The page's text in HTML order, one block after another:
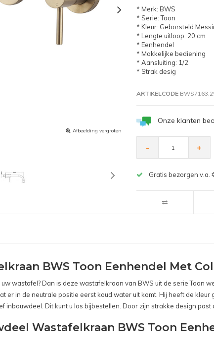
Afbeelding vergroten
* Merk: BWS
* Serie: Toon
* Kleur: Geborsteld
* Lengte uitloop: 20 cm
* Eenhendel
* Makkelijke bediening
* Aansluiting: 1/2
* Strak desig
ARTIKELCODE
Onze klanten
- +
Gratis bezorgen v.a.
BWS Toon Eenhendel Met
wastafel? Dan is deze wastafelkraan van BWS uit de serie Toon
er in de neutrale positie eerst koud water uit komt. Hij heeft de
inbouwdeel. Dit kunt u los bijbestellen. Door zijn strakke design
Wastafelkraan BWS Toon